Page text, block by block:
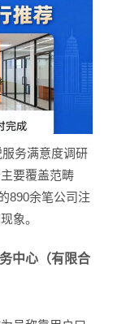
务满意度调研
要覆盖范畴
890余笔公司注
象。
中心（有限合